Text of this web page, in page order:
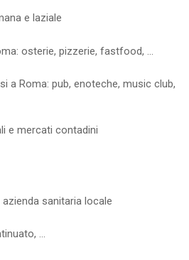
e laziale
osterie, pizzerie, fastfood, ...
a Roma: pub, enoteche, music club,
e mercati contadini
sanitaria locale
...